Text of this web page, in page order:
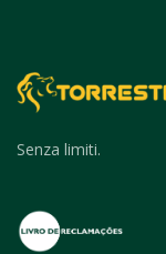
Senza limiti.